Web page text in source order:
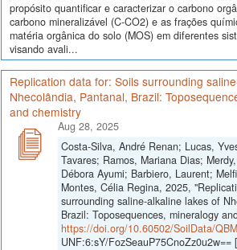
propósito quantificar e caracterizar o carbono
carbono mineralizável (C-CO2) e as frações
matéria orgânica do solo (MOS) em diferentes
visando avali...
Replication data for: Soils surrounding
Nhecolândia, Pantanal, Brazil:
and chemistry
Aug 28, 2025
Costa-Silva, André Renan; Lucas,
Tavares; Ramos, Mariana Dias;
Débora Ayumi; Barbiero, Laurent;
Montes, Célia Regina, 2025,
surrounding saline-alkaline lakes of
Brazil: Toposequences, mineralogy
https://doi.org/10.60502/SoilData/
UNF:6:sY/FozSeauP75CnoZz0u2w==